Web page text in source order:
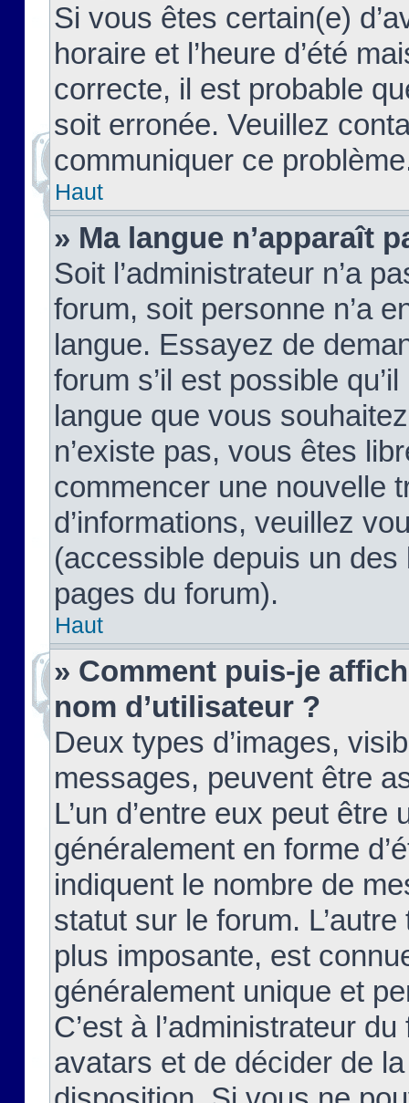
Si vous êtes certain(e)
horaire et l’heure d’été
correcte, il est probable
soit erronée. Veuillez
communiquer ce
Haut
» Ma langue n’apparaît
Soit l’administrateur n’a
forum, soit personne n’a
langue. Essayez de
forum s’il est possible
langue que vous
n’existe pas, vous êtes
commencer une nouvelle
d’informations, veuillez
(accessible depuis un
pages du forum).
Haut
» Comment puis-je
nom d’utilisateur ?
Deux types d’images,
messages, peuvent être
L’un d’entre eux peut
généralement en forme
indiquent le nombre de
statut sur le forum.
plus imposante, est
généralement unique et
C’est à l’administrateur
avatars et de décider de